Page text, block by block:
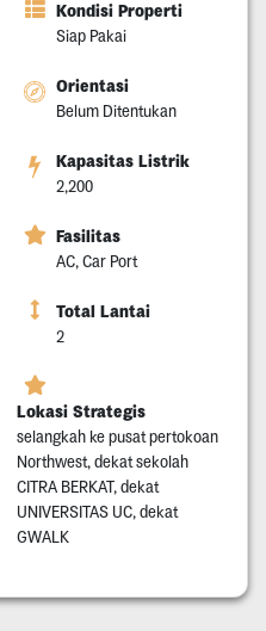
Kondisi Properti
Siap Pakai
Orientasi
Belum Ditentukan
Kapasitas Listrik
2,200
Fasilitas
AC, Car Port
Total Lantai
2
Lokasi Strategis
selangkah ke pusat pertokoan
Northwest, dekat sekolah
CITRA BERKAT, dekat
UNIVERSITAS UC, dekat
GWALK